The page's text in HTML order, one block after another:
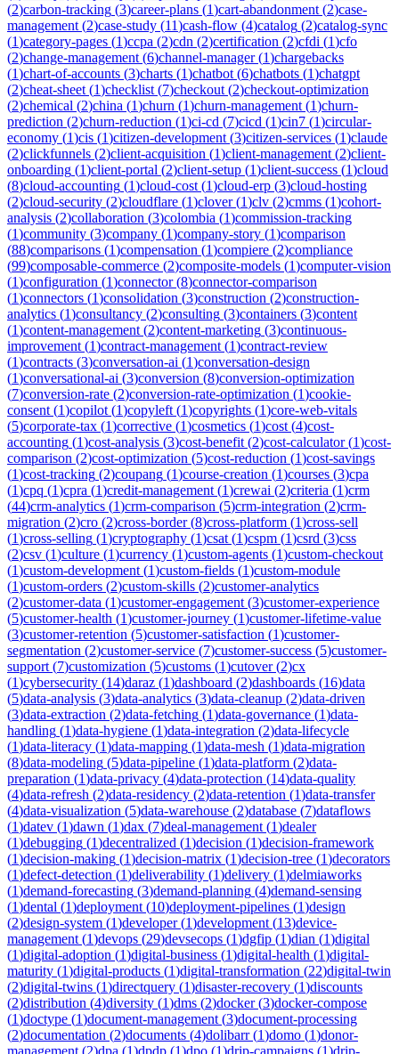
(2)carbon-tracking (3)career-plans (1)cart-abandonment (2)case-
management (2)case-study (11)cash-flow (4)catalog (2)catalog-sync
(1)category-pages (1)ccpa (2)cdn (2)certification (2)cfdi (1)cfo
(2)change-management (6)channel-manager(1)chargebacks
(1)chart-of-accounts (3)charts (1)chatbot (6)chatbots (1)chatgpt
(2)cheat-sheet (1)checklist (7)checkout (2)checkout-optimization
(2)chemical (2)china (1)churn (1)churn-management (1)churn-
prediction (2)churn-reduction (1)ci-cd (7)cicd (1)cin7 (1)circular-
economy (1)cis (1)citizen-development (3)citizen-services (1)claude
(2)clickfunnels (2)client-acquisition (1)client-management (2)client-
onboarding (1)client-portal (2)client-setup (1)client-success (1)cloud
(8)cloud-accounting (1)cloud-cost (1)cloud-erp (3)cloud-hosting
(2)cloud-security (2)cloudflare (1)clover(1)clv (2)cmms (1)cohort-
analysis (2)collaboration (3)colombia (1)commission-tracking
(1)community (3)company (1)company-story (1)comparison
(88)comparisons (1)compensation (1)compiere (2)compliance
(99)composable-commerce (2)composite-models (1)computer-vision
(1)configuration (1)connector(8)connector-comparison
(1)connectors (1)consolidation (3)construction (2)construction-
analytics (1)consultancy (2)consulting (3)containers (3)content
(1)content-management (2)content-marketing (3)continuous-
improvement (1)contract-management (1)contract-review
(1)contracts (3)conversation-ai (1)conversation-design
(1)conversational-ai (3)conversion (8)conversion-optimization
(7)conversion-rate (2)conversion-rate-optimization (1)cookie-
consent (1)copilot (1)copyleft (1)copyrights (1)core-web-vitals
(5)corporate-tax (1)corrective (1)cosmetics (1)cost (4)cost-
accounting (1)cost-analysis (3)cost-benefit (2)cost-calculator(1)cost-
comparison (2)cost-optimization (5)cost-reduction (1)cost-savings
(1)cost-tracking (2)coupang (1)course-creation (1)courses (3)cpa
(1)cpq (1)cpra (1)credit-management (1)crewai (2)criteria (1)crm
(44)crm-analytics (1)crm-comparison (5)crm-integration (2)crm-
migration (2)cro (2)cross-border(8)cross-platform (1)cross-sell
(1)cross-selling (1)cryptography (1)csat (1)cspm (1)csrd (3)css
(2)csv (1)culture (1)currency (1)custom-agents (1)custom-checkout
(1)custom-development (1)custom-fields (1)custom-module
(1)custom-orders (2)custom-skills (2)customer-analytics
(2)customer-data (1)customer-engagement (3)customer-experience
(5)customer-health (1)customer-journey (1)customer-lifetime-value
(3)customer-retention (5)customer-satisfaction (1)customer-
segmentation (2)customer-service (7)customer-success (5)customer-
support (7)customization (5)customs (1)cutover(2)cx
(1)cybersecurity (14)daraz (1)dashboard (2)dashboards (16)data
(5)data-analysis (3)data-analytics (3)data-cleanup (2)data-driven
(3)data-extraction (2)data-fetching (1)data-governance (1)data-
handling (1)data-hygiene (1)data-integration (2)data-lifecycle
(1)data-literacy (1)data-mapping (1)data-mesh (1)data-migration
(8)data-modeling (5)data-pipeline (1)data-platform (2)data-
preparation (1)data-privacy (4)data-protection (14)data-quality
(4)data-refresh (2)data-residency (2)data-retention (1)data-transfer
(4)data-visualization (5)data-warehouse (2)database (7)dataflows
(1)datev (1)dawn (1)dax (7)deal-management (1)dealer
(1)debugging (1)decentralized (1)decision (1)decision-framework
(1)decision-making (1)decision-matrix (1)decision-tree (1)decorators
(1)defect-detection (1)deliverability (1)delivery (1)delmiaworks
(1)demand-forecasting (3)demand-planning (4)demand-sensing
(1)dental (1)deployment (10)deployment-pipelines (1)design
(2)design-system (1)developer(1)development (13)device-
management (1)devops (29)devsecops (1)dgfip (1)dian (1)digital
(1)digital-adoption (1)digital-business (1)digital-health (1)digital-
maturity (1)digital-products (1)digital-transformation (22)digital-twin
(2)digital-twins (1)directquery (1)disaster-recovery (1)discounts
(2)distribution (4)diversity (1)dms (2)docker(3)docker-compose
(1)doctype (1)document-management (3)document-processing
(2)documentation (2)documents (4)dolibarr(1)domo (1)donor-
management (2)dpa (1)dpdp (1)dpo (1)drip-campaigns (1)drip-